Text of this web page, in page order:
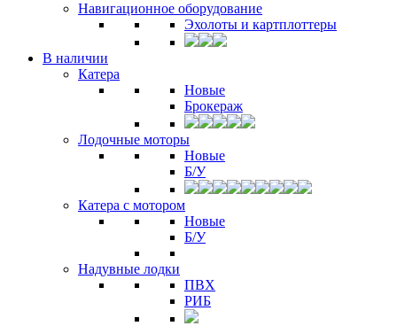
Навигационное оборудование
Эхолоты и картплоттеры
В наличии
Катера
Новые
Брокераж
Лодочные моторы
Новые
Б/У
Катера с мотором
Новые
Б/У
Надувные лодки
ПВХ
РИБ